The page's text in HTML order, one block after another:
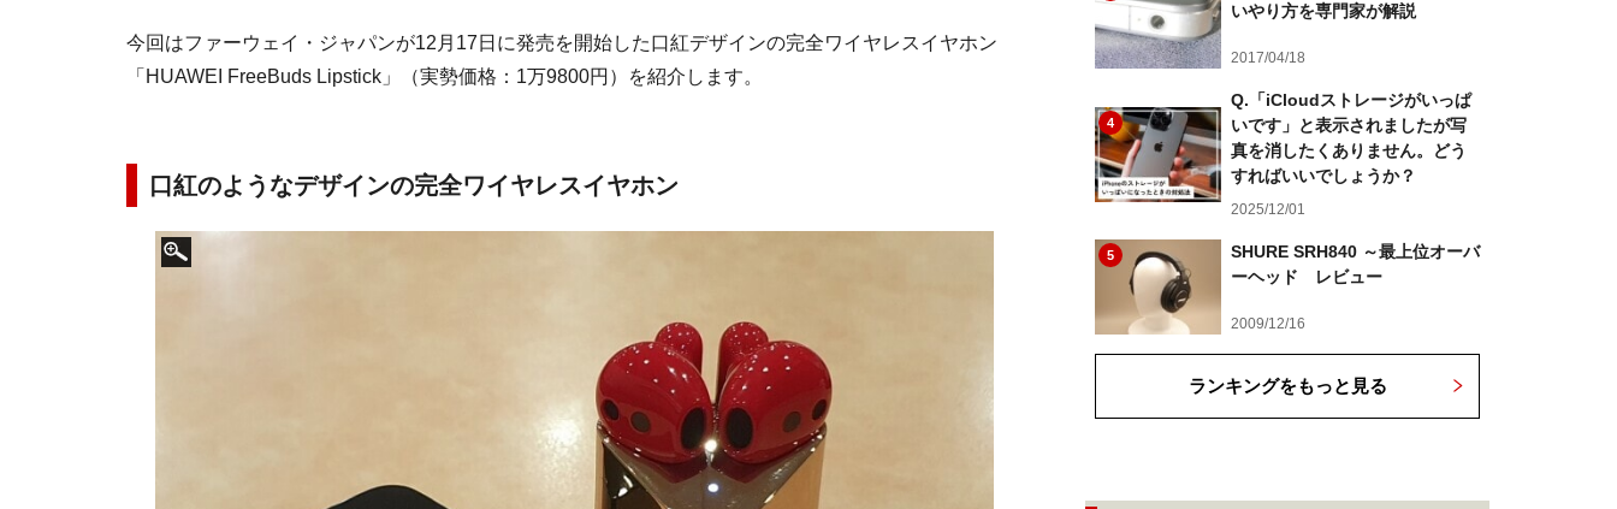
今回はファーウェイ・ジャパンが12月17日に発売を開始した口紅デザインの完全ワイヤレスイヤホン
「HUAWEI FreeBuds Lipstick」（実勢価格：1万9800円）を紹介します。
口紅のようなデザインの完全ワイヤレスイヤホン
いやり方を専門家が解説
2017/04/18
4
Q.「iCloudストレージがいっぱ
いです」と表示されましたが写
真を消したくありません。どう
すればいいでしょうか？
2025/12/01
5
SHURE SRH840 ～最上位オーバ
ーヘッド レビュー
2009/12/16
ランキングをもっと見る